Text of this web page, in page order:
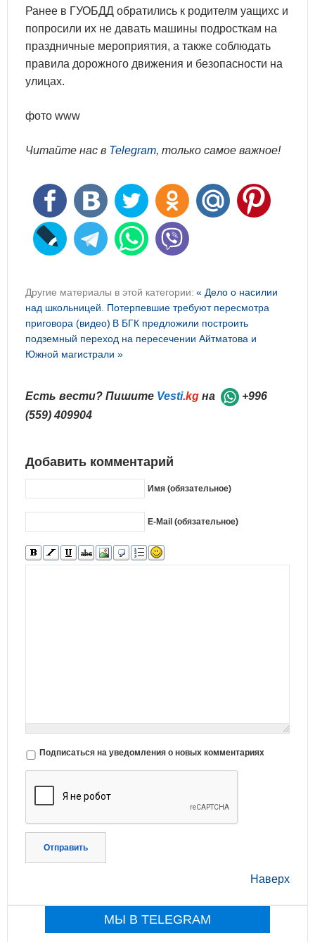
Ранее в ГУОБДД обратились к родителм уащихс и
попросили их не давать машины подросткам на
праздничные мероприятия, а также соблюдать
правила дорожного движения и безопасности на
улицах.
фото www
Читайте нас в Telegram, только самое важное!
Другие материалы в этой категории: « Дело о насилии
над школьницей. Потерпевшие требуют пересмотра
приговора (видео) В БГК предложили построить
подземный переход на пересечении Айтматова и
Южной магистрали »
Есть вести? Пишите Vesti.kg на
+996
(559) 409904
Добавить комментарий
Имя (обязательное)
E-Mail (обязательное)
Подписаться на уведомления о новых комментариях
Отправить
Наверх
МЫ В TELEGRAM